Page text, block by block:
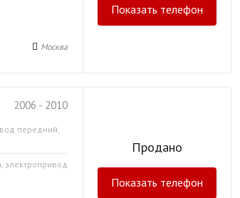
Москва
Показать телефон
2006 - 2010
передний,
электропривод
Продано
Показать телефон